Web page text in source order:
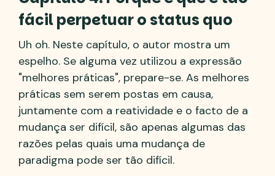
fácil perpetuar o status quo
Uh oh. Neste capítulo, o autor mostra um
espelho. Se alguma vez utilizou a expressão
"melhores práticas", prepare-se. As melhores
práticas sem serem postas em causa,
juntamente com a reatividade e o facto de a
mudança ser difícil, são apenas algumas das
razões pelas quais uma mudança de
paradigma pode ser tão difícil.